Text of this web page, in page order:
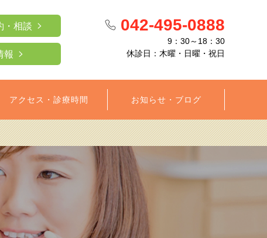
・相談
報
042-495-0888
9：30～18：30
休診日：木曜・日曜・祝日
アクセス・診療時間 お知らせ・ブログ